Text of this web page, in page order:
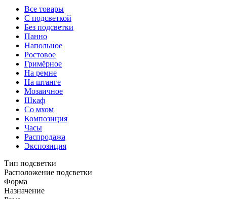
Все товары
С подсветкой
Без подсветки
Панно
Напольное
Ростовое
Гримёрное
На ремне
На штанге
Мозаичное
Шкаф
Со мхом
Композиция
Часы
Распродажа
Экспозиция
Тип подсветки
Расположение подсветки
Форма
Назначение